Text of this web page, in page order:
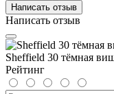
Написать отзыв
Написать отзыв
Sheffield 30 тёмная
Рейтинг